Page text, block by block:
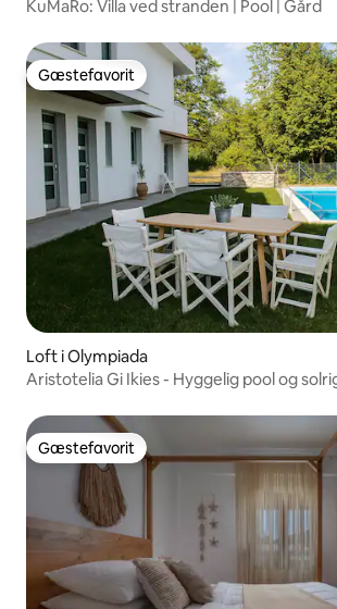
KuMaRo: Villa ved stranden | Pool | Gård
Gæstefavorit
Gæstefavorit
Loft i Olympiada
Aristotelia Gi Ikies - Hyggelig pool og
Gæstefavorit
Gæstefavorit